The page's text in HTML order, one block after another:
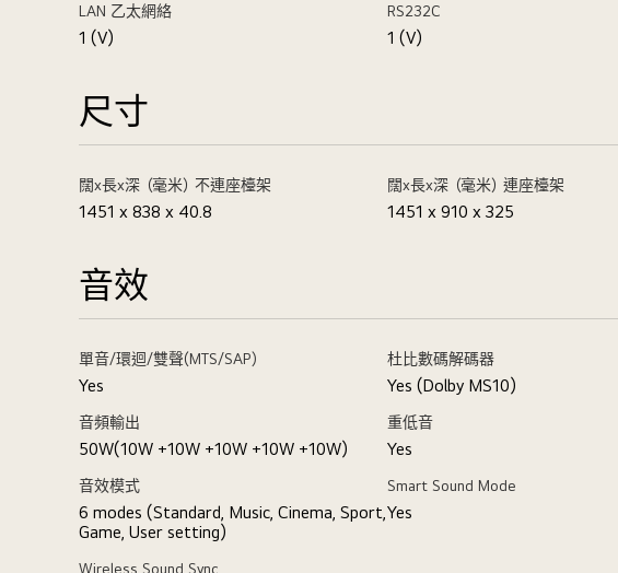
LAN 乙太網絡
1 (V)
RS232C
1 (V)
尺寸
闊x長x深（毫米）不連座檯架
1451 x 838 x 40.8
闊x長x深（毫米）連座檯架
1451 x 910 x 325
音效
單音/環迴/雙聲(MTS/SAP)
Yes
杜比數碼解碼器
Yes (Dolby MS10)
音頻輸出
50W(10W +10W +10W +10W +10W)
重低音
Yes
音效模式
6 modes (Standard, Music, Cinema, Sport,
Game, User setting)
Smart Sound Mode
Yes
Wireless Sound Sync